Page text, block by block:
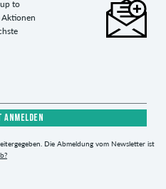
to
Aktionen
ANMELDEN
Die Abmeldung vom Newsletter ist